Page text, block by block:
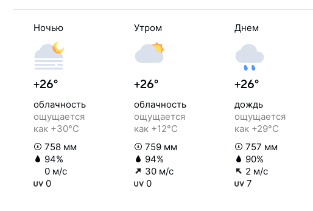
Ночью
+26°
облачность
ощущается
как +30°C
758 мм
94%
0 м/с
0
Утром
+26°
облачность
ощущается
как +12°C
759 мм
94%
30 м/с
0
Днем
+26°
дождь
ощущается
как +29°C
757 мм
90%
2 м/с
7